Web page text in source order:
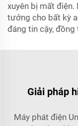
xuyên bị mất điện.
tưởng cho bất kỳ
đáng tin cậy,
Giải pháp
Máy phát điện